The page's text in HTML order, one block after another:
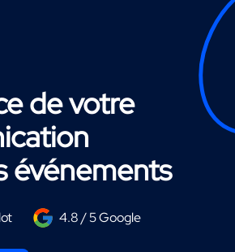
de votre
événements
4.8 / 5 Google